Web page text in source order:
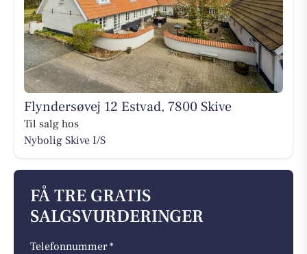
Flyndersøvej 12 Estvad, 7800 Skive
Til salg hos
Nybolig Skive I/S
FÅ TRE GRATIS
SALGSVURDERINGER
Telefonnummer *